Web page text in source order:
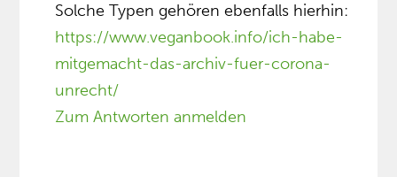
Solche Typen gehören ebenfalls hierhin:
https://www.veganbook.info/ich-habe-
mitgemacht-das-archiv-fuer-corona-
unrecht/
Zum Antworten anmelden